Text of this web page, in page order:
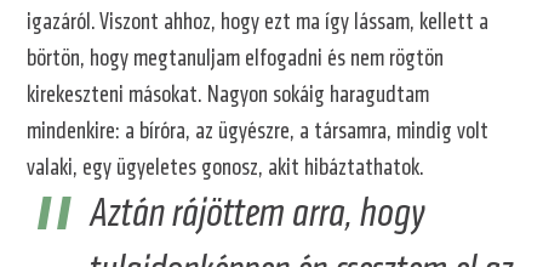
igazáról. Viszont ahhoz, hogy ezt ma így lássam, kellett a
börtön, hogy megtanuljam elfogadni és nem rögtön
kirekeszteni másokat. Nagyon sokáig haragudtam
mindenkire: a bíróra, az ügyészre, a társamra, mindig volt
valaki, egy ügyeletes gonosz, akit hibáztathatok.
Aztán rájöttem arra, hogy